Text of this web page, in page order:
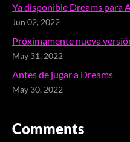
Ya disponible Dreams para
Jun 02, 2022
Próximamente nueva
May 31, 2022
Antes de jugar a Dreams
May 30, 2022
Comments